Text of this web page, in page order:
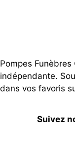
Pompes
indépendante.
dans vos favoris
Suivez